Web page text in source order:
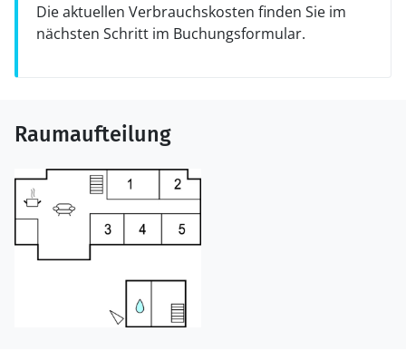
Die aktuellen Verbrauchskosten finden Sie im
nächsten Schritt im Buchungsformular.
Raumaufteilung